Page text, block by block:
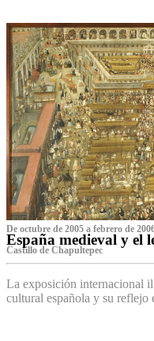
De octubre de 2005 a febrero de
España medieval y el
Castillo de Chapultepec
La exposición internacional
cultural española y su